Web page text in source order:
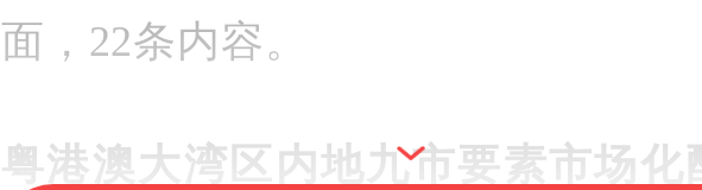
面，22条内容。
粤港澳大湾区内地九市要素市场化